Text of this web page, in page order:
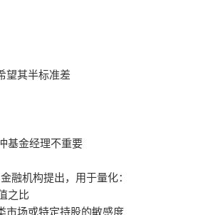
望其半标准差
基金经理不重要
融机构提出，用于量化：
之比
市场或特定持股的敏感度